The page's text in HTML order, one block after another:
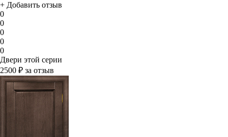
+ Добавить отзыв
0
0
0
0
0
Двери этой серии
2500 ₽ за отзыв